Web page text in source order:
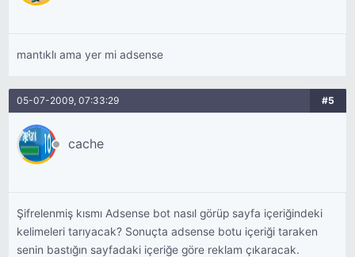
mantıklı ama yer mi adsense
05-07-2009, 07:33:29 #5
cache
Şifrelenmiş kısmı Adsense bot nasıl görüp sayfa içeriğindeki
kelimeleri tarıyacak? Sonuçta adsense botu içeriği taraken
senin bastığın sayfadaki içeriğe göre reklam çıkaracak.